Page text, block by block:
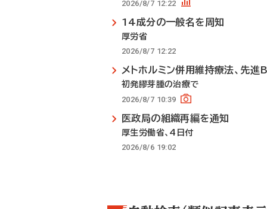
2026/8/7 12:22
14成分の一般名を周知
厚労省
2026/8/7 12:22
メトホルミン併用維持療法、先進
初発膠芽腫の治療で
2026/8/7 10:39
医政局の組織再編を通知
厚生労働省、4日付
2026/8/6 19:02